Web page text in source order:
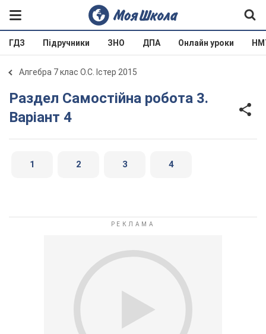
ГДЗ Підручники ЗНО ДПА Онлайн уроки
Алгебра 7 клас О.С. Істер 2015
Раздел Самостійна робота 3.
Варіант 4
1 2 3 4